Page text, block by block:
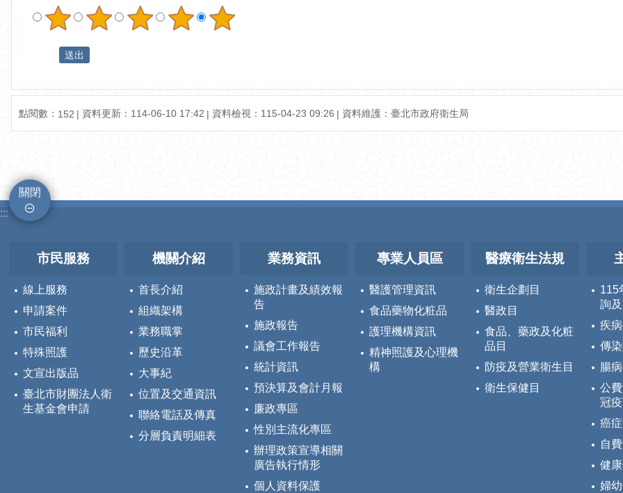
點閱數： 152 資料更新：114-06-10 17:42 資料檢視：115-04-23 09:26 資料維護：臺北市政府衛生局
關閉
:::
市民服務
線上服務
申請案件
市民福利
特殊照護
文宣出版品
臺北市財團法人衛
生基金會申請
機關介紹
首長介紹
組織架構
業務職掌
歷史沿革
大事紀
位置及交通資訊
聯絡電話及傳真
分層負責明細表
業務資訊
施政計畫及績效報
告
施政報告
議會工作報告
統計資訊
預決算及會計月報
廉政專區
性別主流化專區
辦理政策宣導相關
廣告執行情形
個人資料保護
專業人員區
醫護管理資訊
食品藥物化粧品
護理機構資訊
精神照護及心理機
構
醫療衛生法規
衛生企劃目
醫政目
食品、藥政及化粧
品目
防疫及營業衛生目
衛生保健目
115
詢
疾
傳
腸
公
冠
癌
自
健
婦